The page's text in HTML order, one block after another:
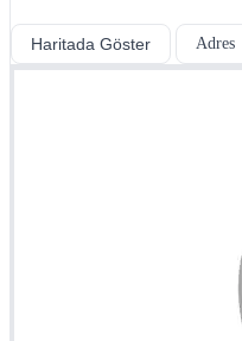
Haritada Göster Adres